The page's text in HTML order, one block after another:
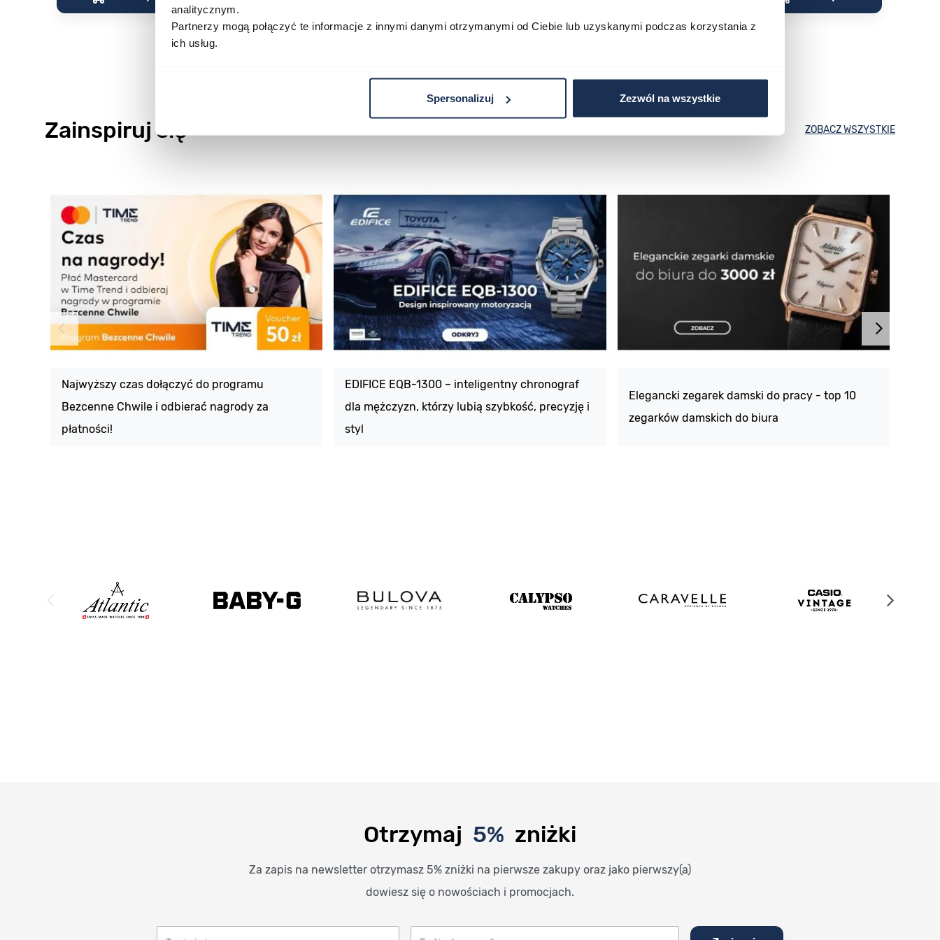
analitycznym.
Partnerzy mogą połączyć te informacje z innymi danymi otrzymanymi od Ciebie lub uzyskanymi podczas korzystania z
ich usług.
Spersonalizuj Zezwól na wszystkie
Zainspiruj się ZOBACZ WSZYSTKIE
Najwyższy czas dołączyć do programu
Bezcenne Chwile i odbierać nagrody za
płatności!
EDIFICE EQB-1300 – inteligentny chronograf
dla mężczyzn, którzy lubią szybkość, precyzję i
styl
Elegancki zegarek damski do pracy - top 10
zegarków damskich do biura
Otrzymaj 5% zniżki
Za zapis na newsletter otrzymasz 5% zniżki na pierwsze zakupy oraz jako pierwszy(a)
dowiesz się o nowościach i promocjach.